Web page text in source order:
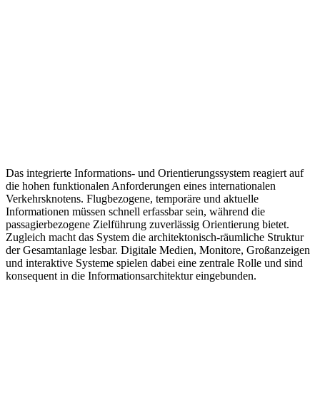
Das integrierte Informations- und Orientierungssystem reagiert auf
die hohen funktionalen Anforderungen eines internationalen
Verkehrsknotens. Flugbezogene, temporäre und aktuelle
Informationen müssen schnell erfassbar sein, während die
passagierbezogene Zielführung zuverlässig Orientierung bietet.
Zugleich macht das System die architektonisch-räumliche Struktur
der Gesamtanlage lesbar. Digitale Medien, Monitore, Großanzeigen
und interaktive Systeme spielen dabei eine zentrale Rolle und sind
konsequent in die Informationsarchitektur eingebunden.